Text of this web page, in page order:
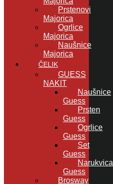
Prstenovi
Majorica
Ogrlice
Majorica
Naušnice
Majorica
ČELIK
GUESS
NAKIT
Naušnice
Guess
Prsten
Guess
Ogrlice
Guess
Set
Guess
Narukvica
Guess
Brosway